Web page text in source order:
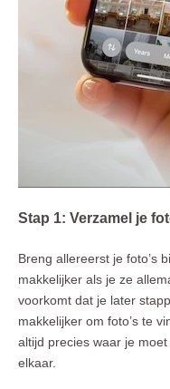
Stap 1: Verzamel je
Breng allereerst je foto’s
makkelijker als je ze
voorkomt dat je later
makkelijker om foto’s te
altijd precies waar je
elkaar.